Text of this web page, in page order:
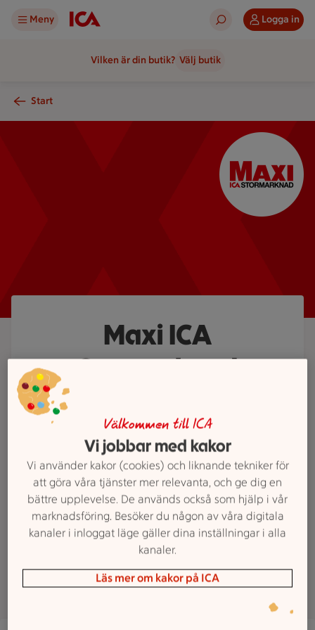
Meny Logga in
Vilken är din butik? Välj butik
Start
En logotyp för
Maxi ICA
Stormarknad
Sveriges största sortiment. Hos oss
får du alltid så mycket mer.
AjaBajaCancer
Välkommen till ICA
Vi jobbar med kakor
Vi använder kakor (cookies) och liknande tekniker för
att göra våra tjänster mer relevanta, och ge dig en
bättre upplevelse. De används också som hjälp i vår
marknadsföring. Besöker du någon av våra digitala
kanaler i inloggat läge gäller dina inställningar i alla
kanaler.
Läs mer om kakor på ICA